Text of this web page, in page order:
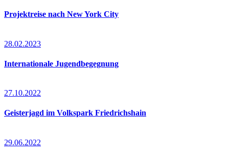
Projektreise nach New York City
28.02.2023
Internationale Jugendbegegnung
27.10.2022
Geisterjagd im Volkspark Friedrichshain
29.06.2022